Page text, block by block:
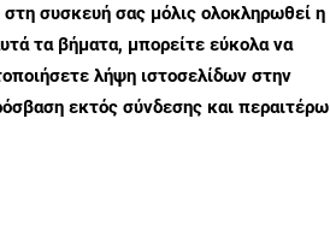
συσκευή σας μόλις ολοκληρωθεί η
τα βήματα, μπορείτε εύκολα να
λήψη ιστοσελίδων στην
εκτός σύνδεσης και περαιτέρω